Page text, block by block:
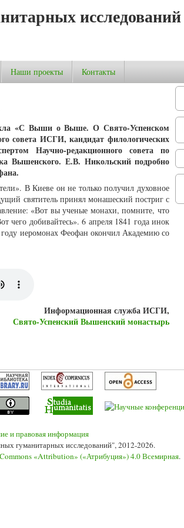
исследований
Наши проекты Контакты
«С Выши о Выше. О Свято-Успенском
совета ИСГИ, кандидат филологических
Научно-редакционного совета по
Вышенского. Е.В. Никольский подробно
В Киеве он не только получил духовное
святитель принял монашеский постриг с
«Вот вы ученые монахи, помните, что
чего добивайтесь». 6 апреля 1841 года инок
иеромонах Феофан окончил Академию со
Информационная служба ИСГИ,
Свято-Успенский Вышенский монастырь
и правовая информация
гуманитарных исследований", 2012-2026.
«Attribution» («Атрибуция») 4.0 Всемирная.